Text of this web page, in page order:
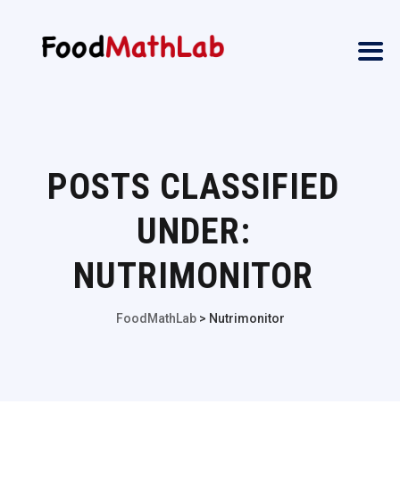
POSTS CLASSIFIED
UNDER:
NUTRIMONITOR
FoodMathLab> Nutrimonitor